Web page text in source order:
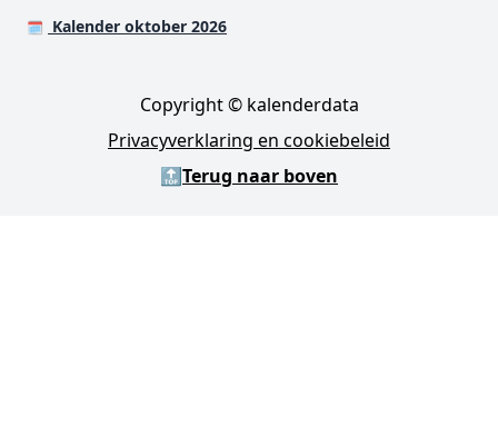
🗓️ Kalender oktober 2026
Copyright © kalenderdata
Privacyverklaring en cookiebeleid
🔝Terug naar boven